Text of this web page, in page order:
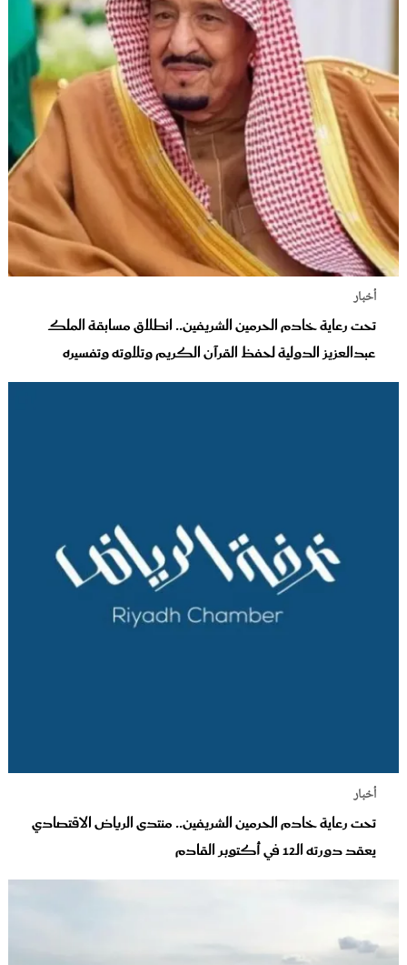
أخبار
تحت رعاية خادم الحرمين الشريفين.. انطلاق مسابقة الملك
عبدالعزيز الدولية لحفظ القرآن الكريم وتلاوته وتفسيره
أخبار
تحت رعاية خادم الحرمين الشريفين.. منتدى الرياض الاقتصادي
يعقد دورته الـ12 في أكتوبر القادم